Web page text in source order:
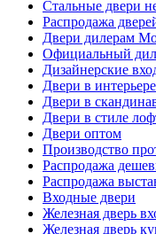
Стальные двери
Распродажа
Двери дилерам
Официальный
Дизайнерские
Двери в интерьере
Двери в
Двери в стиле
Двери оптом
Производство
Распродажа
Распродажа
Входные двери
Железная дверь
Железная дверь